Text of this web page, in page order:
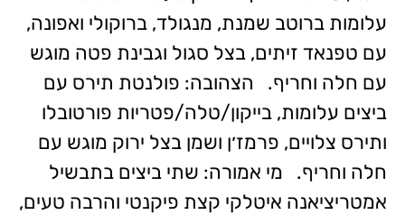
עלומות ברוטב שמנת, מנגולד, ברוקולי ואפונה,
עם טפנאד זיתים, בצל סגול וגבינת פטה מוגש
עם חלה וחריף. הצהובה: פולנטת תירס עם
ביצים עלומות, בייקון/טלה/פטריות פורטובלו
ותירס צלויים, פרמז׳ן ושמן בצל ירוק מוגש עם
חלה וחריף. מי אמורה: שתי ביצים בתבשיל
אמטריציאנה איטלקי קצת פיקנטי והרבה טעים,